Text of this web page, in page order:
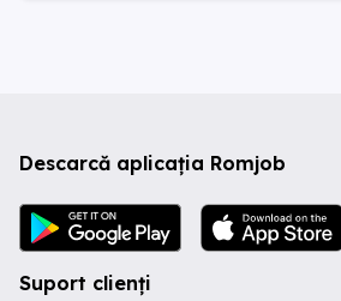
Descarcă aplicația Romjob
Suport clienți